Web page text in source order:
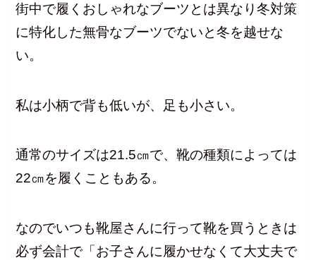
街中で履くおしゃれなブーツとは異なり冬対策
に特化した無骨なブーツでないと冬を越せな
い。
私は小柄で背も低いが、足も小さい。
通常のサイズは21.5㎝で、靴の種類によっては
22㎝を履くこともある。
なのでいつも靴屋さんに行って靴を買うときは
必ず会計で「お子さんに履かせなくて大丈夫で